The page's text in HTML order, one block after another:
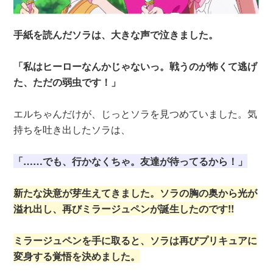
手紙を読んだソラは、大きな声で泣きました。
「私はヒーローなんかじゃないっ。戦うのが怖くて逃げ
た、ただの弱虫です！」
エルちゃんだけが、じっとソラを見つめていました。気
持ちを吐き出したソラは、
「……でも、行かなくちゃ。友達が待ってるから！」
新たな決意が芽生えてきました。ソラの胸の奥から光が
溢れ出し、再びミラージュペンが誕生したのです!!
ミラージュペンを手に取ると、ソラは再びプリキュアに
変身する覚悟を決めました。